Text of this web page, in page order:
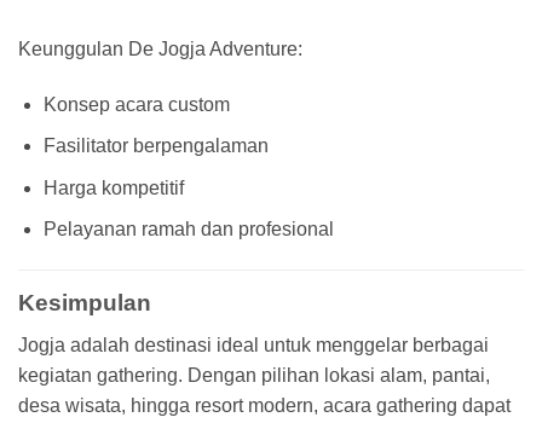
Keunggulan De Jogja Adventure:
Konsep acara custom
Fasilitator berpengalaman
Harga kompetitif
Pelayanan ramah dan profesional
Kesimpulan
Jogja adalah destinasi ideal untuk menggelar berbagai
kegiatan gathering. Dengan pilihan lokasi alam, pantai,
desa wisata, hingga resort modern, acara gathering dapat